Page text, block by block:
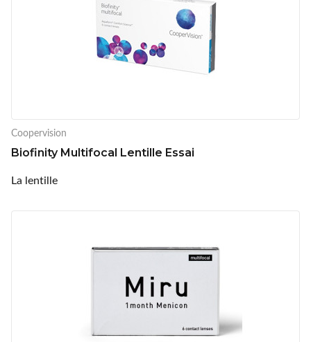
Coopervision
Biofinity Multifocal Lentille Essai
La lentille